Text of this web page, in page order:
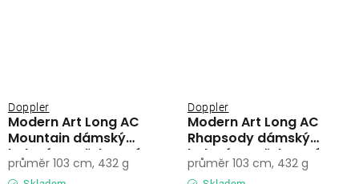
Modern Art Long AC
Mountain dámský
holový vystřelovací
deštník
Doppler
průměr 103 cm, 432 g
Modern Art Long AC
Rhapsody dámský
holový vystřelovací
deštník
Doppler
průměr 103 cm, 432 g